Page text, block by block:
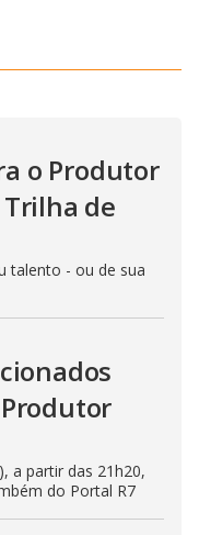
o Produtor
de
talento - ou de sua
a partir das 21h20,
do Portal R7